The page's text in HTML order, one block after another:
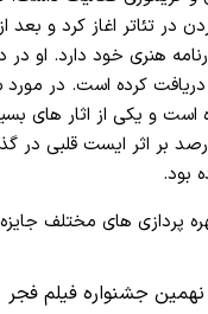
تئاتر اغاز کرد و بعد
هنری خود دارد. او در
دریافت کرده است. در مورد
است و یکی از اثار
بر اثر ایست قلبی در
بود.
پردازی های مختلف جایزه
نهمین جشنواره فیلم فجر